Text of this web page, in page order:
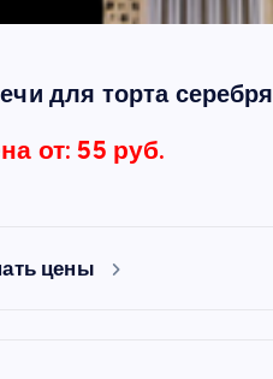
для торта
от: 55 руб.
цены